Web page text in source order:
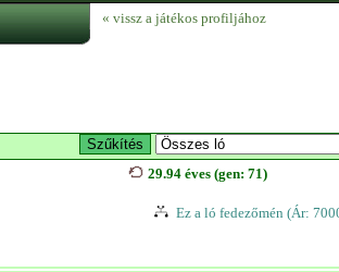
« vissz a játékos profiljához
29.94 éves (gen: 71)
Ez a ló fedezőmén (Ár: